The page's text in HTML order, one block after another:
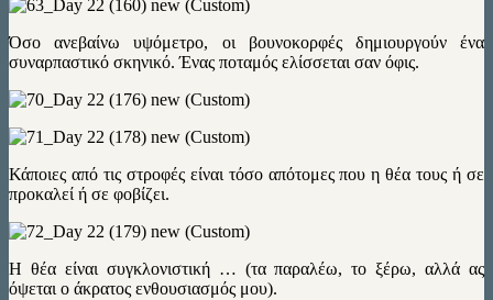
Όσο ανεβαίνω υψόμετρο, οι βουνοκορφές δημιουργούν ένα
συναρπαστικό σκηνικό. Ένας ποταμός ελίσσεται σαν όφις.
Κάποιες από τις στροφές είναι τόσο απότομες που η θέα τους ή σε
προκαλεί ή σε φοβίζει.
Η θέα είναι συγκλονιστική … (τα παραλέω, το ξέρω, αλλά ας
όψεται ο άκρατος ενθουσιασμός μου).